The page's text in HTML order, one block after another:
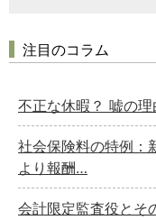
注目のコラム
不正な休暇？ 嘘の理
社会保険料の特例：
より報酬…
会計限定監査役とそ